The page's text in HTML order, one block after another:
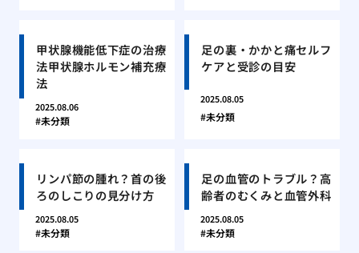
甲状腺機能低下症の治療
法甲状腺ホルモン補充療
法
2025.08.06
未分類
足の裏・かかと痛セルフ
ケアと受診の目安
2025.08.05
未分類
リンパ節の腫れ？首の後
ろのしこりの見分け方
2025.08.05
未分類
足の血管のトラブル？高
齢者のむくみと血管外科
2025.08.05
未分類